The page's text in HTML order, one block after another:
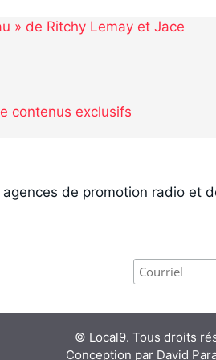
» de Ritchy Lemay et Jace
contenus exclusifs
de promotion radio et
© Local9. Tous droits
Conception par David